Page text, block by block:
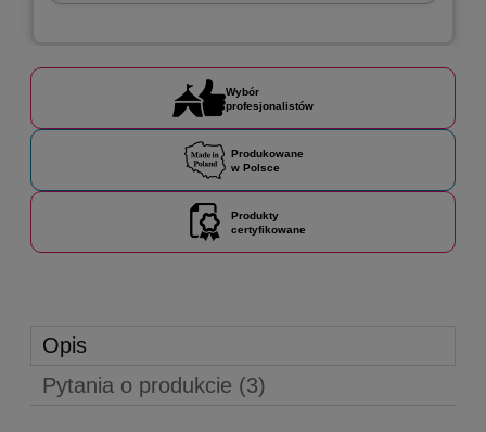
Wybór
profesjonalistów
Produkowane
w Polsce
Produkty
certyfikowane
Opis
Pytania o produkcie (3)